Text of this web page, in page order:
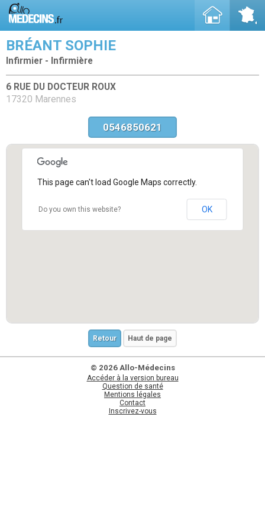
BRÉANT SOPHIE
Infirmier - Infirmière
6 RUE DU DOCTEUR ROUX
17320 Marennes
0546850621
This page can't load Google Maps correctly.
Do you own this website? OK
Retour Haut de page
© 2026 Allo-Médecins
Accéder à la version bureau
Question de santé
Mentions légales
Contact
Inscrivez-vous